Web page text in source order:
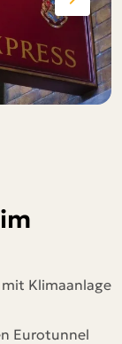
mit Klimaanlage
Eurotunnel